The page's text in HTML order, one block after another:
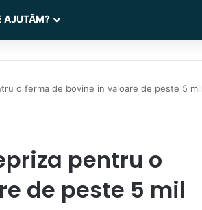
AJUTĂM?
o ferma de bovine in valoare de peste 5 mil
pentru o
de peste 5 mil